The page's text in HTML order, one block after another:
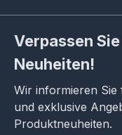
Verpassen
Neuheiten!
Wir informieren
und exklusive
Produktneuheiten.